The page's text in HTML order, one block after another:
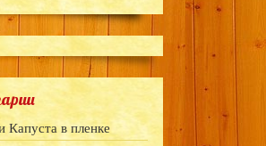
Капуста в пленке